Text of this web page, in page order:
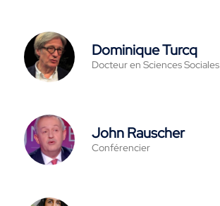
Dominique Turcq
Docteur en Sciences Sociales
John Rauscher
Conférencier